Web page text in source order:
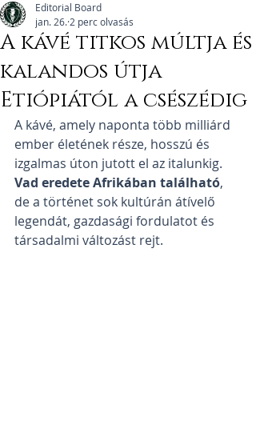
A kávé titkos múltja és
kalandos útja
Etiópiától a csészédig
Editorial Board
jan. 26.2 perc olvasás
A kávé, amely naponta több milliárd
ember életének része, hosszú és
izgalmas úton jutott el az italunkig.
Vad eredete Afrikában található,
de a történet sok kultúrán átívelő
legendát, gazdasági fordulatot és
társadalmi változást rejt.